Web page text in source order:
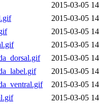
2015-03-05
2015-03-05
2015-03-05
2015-03-05
2015-03-05
2015-03-05
2015-03-05
2015-03-05